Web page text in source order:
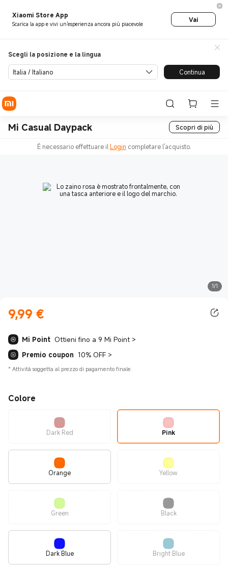
Xiaomi Store App
Scarica la app e vivi un'esperienza ancora più piacevole
Vai
Scegli la posizione e la lingua
Italia / Italiano Continua
Mi Casual Daypack Scopri di più
È necessario effettuare il Login completare l'acquisto.
1/1
9,99 €
Current Price €9.99
Mi Point Ottieni fino a 9 Mi Point >
Premio coupon 10% OFF >
* Attività soggetta al prezzo di pagamento finale.
Colore
Dark Red Pink
Orange Yellow
Green Black
Dark Blue Bright Blue